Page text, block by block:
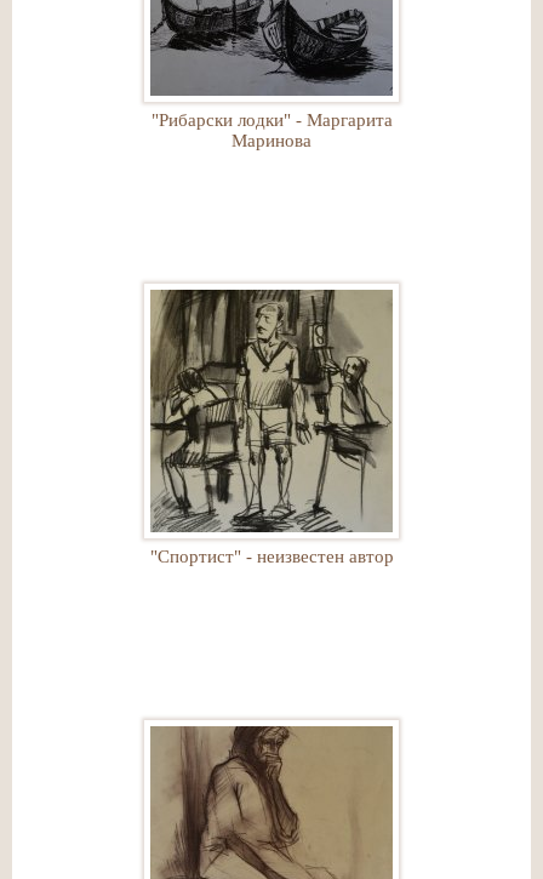
"Рибарски лодки" - Маргарита
Маринова
"Спортист" - неизвестен автор